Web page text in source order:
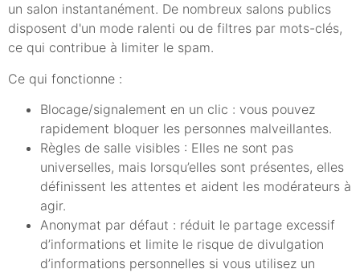
un salon instantanément. De nombreux salons publics
disposent d'un mode ralenti ou de filtres par mots-clés,
ce qui contribue à limiter le spam.
Ce qui fonctionne :
Blocage/signalement en un clic : vous pouvez
rapidement bloquer les personnes malveillantes.
Règles de salle visibles : Elles ne sont pas
universelles, mais lorsqu’elles sont présentes, elles
définissent les attentes et aident les modérateurs à
agir.
Anonymat par défaut : réduit le partage excessif
d’informations et limite le risque de divulgation
d’informations personnelles si vous utilisez un